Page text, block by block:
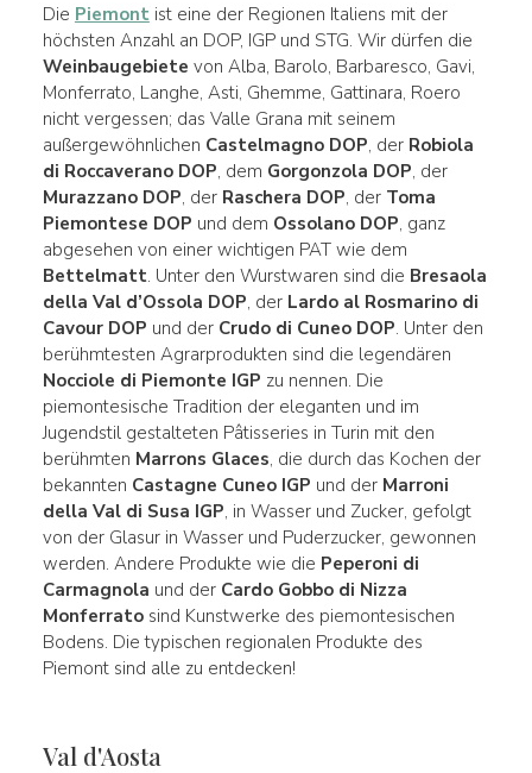
Die Piemontist eine der Regionen Italiens mit der
höchsten Anzahl an DOP, IGP und STG. Wir dürfen die
Weinbaugebiete von Alba, Barolo, Barbaresco, Gavi,
Monferrato, Langhe, Asti, Ghemme, Gattinara, Roero
nicht vergessen; das Valle Grana mit seinem
außergewöhnlichen Castelmagno DOP, der Robiola
di Roccaverano DOP, dem Gorgonzola DOP, der
Murazzano DOP, der Raschera DOP, der Toma
Piemontese DOP und dem Ossolano DOP, ganz
abgesehen von einer wichtigen PAT wie dem
Bettelmatt. Unter den Wurstwaren sind die Bresaola
della Val d’Ossola DOP, der Lardo al Rosmarino di
Cavour DOP und der Crudo di Cuneo DOP. Unter den
berühmtesten Agrarprodukten sind die legendären
Nocciole di Piemonte IGP zu nennen. Die
piemontesische Tradition der eleganten und im
Jugendstil gestalteten Pâtisseries in Turin mit den
berühmten Marrons Glaces, die durch das Kochen der
bekannten Castagne Cuneo IGP und der Marroni
della Val di Susa IGP, in Wasser und Zucker, gefolgt
von der Glasur in Wasser und Puderzucker, gewonnen
werden. Andere Produkte wie die Peperoni di
Carmagnola und der Cardo Gobbo di Nizza
Monferratosind Kunstwerke des piemontesischen
Bodens. Die typischen regionalen Produkte des
Piemont sind alle zu entdecken!
Val d'Aosta